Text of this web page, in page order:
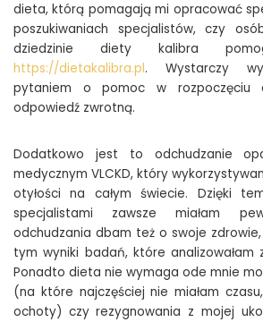
dieta, którą pomagają mi opracować
poszukiwaniach specjalistów, czy
dziedzinie diety kalibra
https://dietakalibra.pl. Wystarczy
pytaniem o pomoc w
odpowiedź zwrotną.
Dodatkowo jest to odchudzanie
medycznym VLCKD, który
otyłości na całym świecie. Dzięki
specjalistami zawsze miałam
odchudzania dbam też o swoje
tym wyniki badań, które analizowałam
Ponadto dieta nie wymaga ode mnie
(na które najczęściej nie miałam
ochoty) czy rezygnowania z mojej